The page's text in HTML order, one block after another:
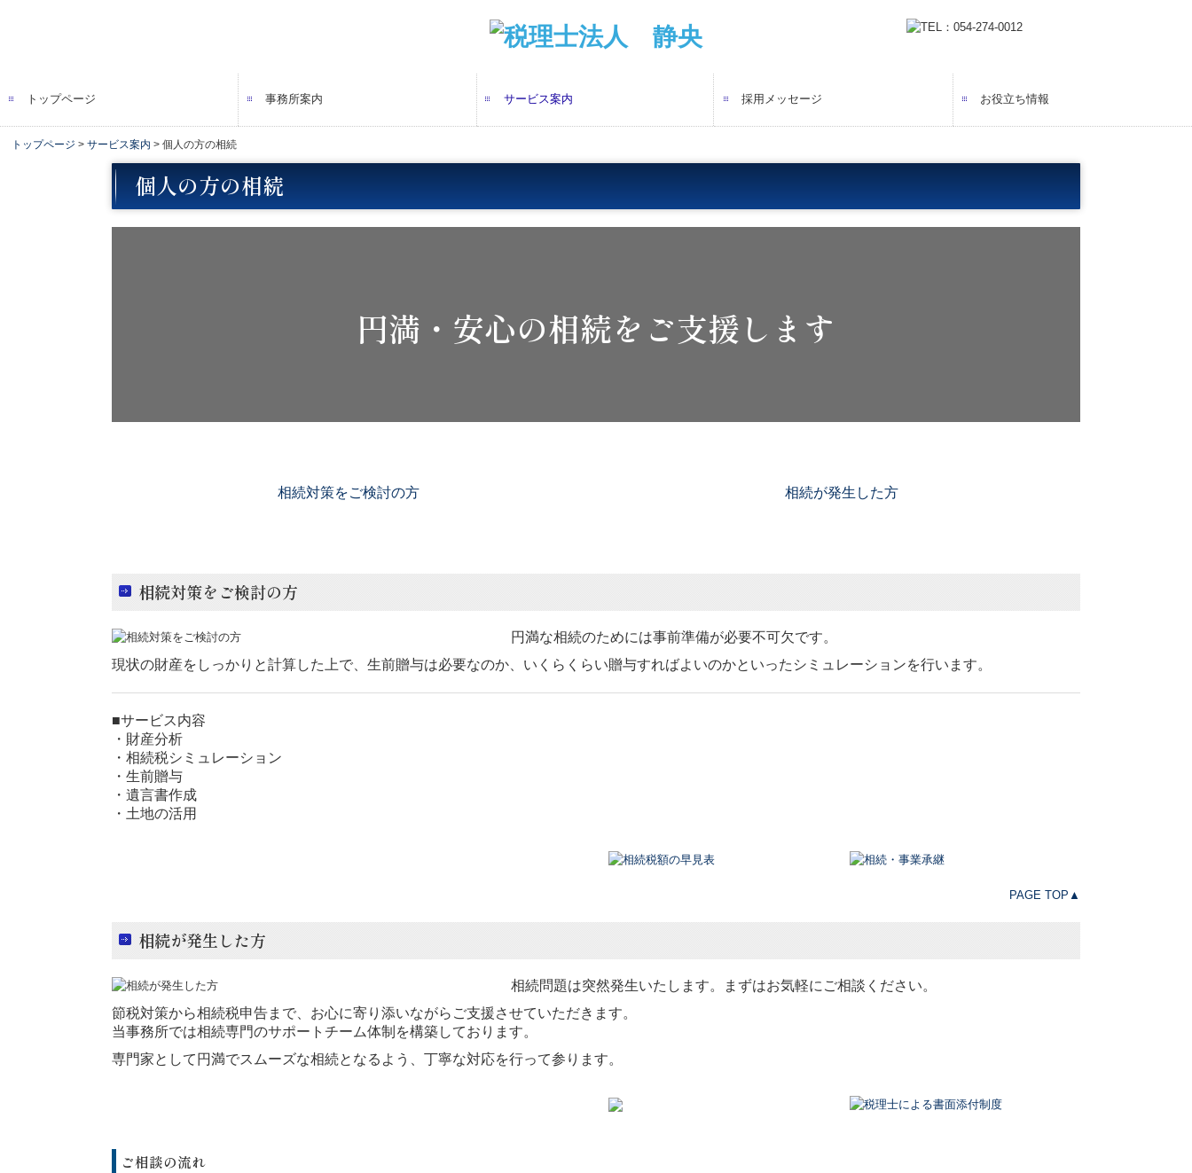
トップページ 事務所案内 サービス案内 採用メッセージ お役立ち情報
トップページ サービス案内 個人の方の相続
個人の方の相続
相続対策をご検討の方 相続が発生した方
相続対策をご検討の方
円満な相続のためには事前準備が必要不可欠です。
現状の財産をしっかりと計算した上で、生前贈与は必要なのか、いくらくらい贈与すればよいのかといったシミュレーションを行います。
■サービス内容
・財産分析
・相続税シミュレーション
・生前贈与
・遺言書作成
・土地の活用
PAGE TOP▲
相続が発生した方
相続問題は突然発生いたします。まずはお気軽にご相談ください。
節税対策から相続税申告まで、お心に寄り添いながらご支援させていただきます。
当事務所では相続専門のサポートチーム体制を構築しております。
専門家として円満でスムーズな相続となるよう、丁寧な対応を行って参ります。
ご相談の流れ